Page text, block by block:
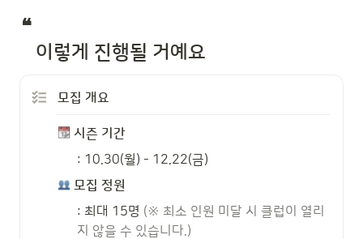
❝
   이렇게 진행될 거예요
모집 개요
시즌 기간
: 10.30(월) - 12.22(금)
모집 정원
: 최대 15명 (※ 최소 인원 미달 시 클럽이 열리
지 않을 수 있습니다.)